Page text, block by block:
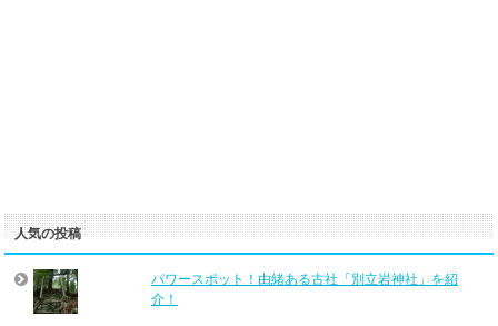
人気の投稿
パワースポット！由緒ある古社「別立岩神社」を紹
介！